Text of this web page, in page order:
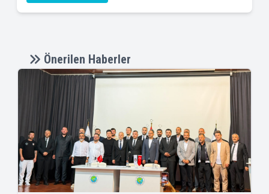
Önerilen Haberler